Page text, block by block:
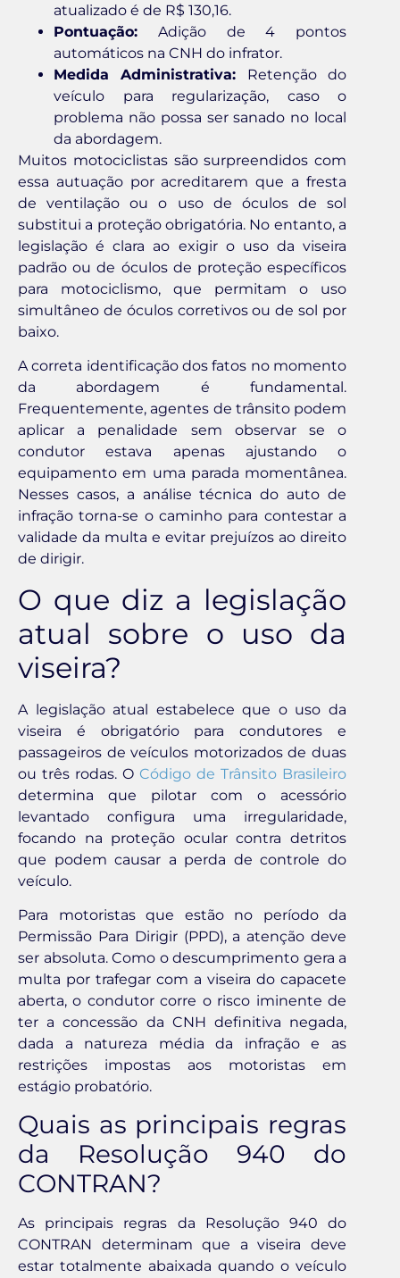
atualizado é de R$ 130,16.
Pontuação: Adição de 4 pontos
automáticos na CNH do infrator.
Medida Administrativa: Retenção do
veículo para regularização, caso o
problema não possa ser sanado no local
da abordagem.
Muitos motociclistas são surpreendidos com
essa autuação por acreditarem que a fresta
de ventilação ou o uso de óculos de sol
substitui a proteção obrigatória. No entanto, a
legislação é clara ao exigir o uso da viseira
padrão ou de óculos de proteção específicos
para motociclismo, que permitam o uso
simultâneo de óculos corretivos ou de sol por
baixo.
A correta identificação dos fatos no momento
da abordagem é fundamental.
Frequentemente, agentes de trânsito podem
aplicar a penalidade sem observar se o
condutor estava apenas ajustando o
equipamento em uma parada momentânea.
Nesses casos, a análise técnica do auto de
infração torna-se o caminho para contestar a
validade da multa e evitar prejuízos ao direito
de dirigir.
O que diz a legislação
atual sobre o uso da
viseira?
A legislação atual estabelece que o uso da
viseira é obrigatório para condutores e
passageiros de veículos motorizados de duas
ou três rodas. O Código de Trânsito Brasileiro
determina que pilotar com o acessório
levantado configura uma irregularidade,
focando na proteção ocular contra detritos
que podem causar a perda de controle do
veículo.
Para motoristas que estão no período da
Permissão Para Dirigir (PPD), a atenção deve
ser absoluta. Como o descumprimento gera a
multa por trafegar com a viseira do capacete
aberta, o condutor corre o risco iminente de
ter a concessão da CNH definitiva negada,
dada a natureza média da infração e as
restrições impostas aos motoristas em
estágio probatório.
Quais as principais regras
da Resolução 940 do
CONTRAN?
As principais regras da Resolução 940 do
CONTRAN determinam que a viseira deve
estar totalmente abaixada quando o veículo